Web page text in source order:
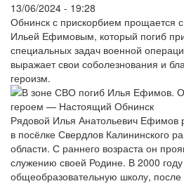
13/06/2024 - 19:28
Обнинск с прискорбием прощается
Ильей Ефимовым, который погиб
специальных задач военной
выражает свои соболезнования и
героизм.
Рядовой Илья Анатольевич Ефимов
в посёлке Свердлов Калининского
области. С раннего возраста он
служению своей Родине. В 2000
общеобразовательную школу, после